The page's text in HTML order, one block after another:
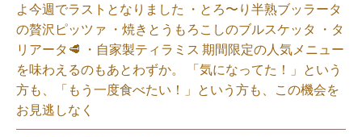
よ今週でラストとなりました ・とろ〜り半熟ブッラータ
の贅沢ピッツァ ・焼きとうもろこしのブルスケッタ ・タ
リアータ🥩 ・自家製ティラミス 期間限定の人気メニュー
を味わえるのもあとわずか。 「気になってた！」という
方も、「もう一度食べたい！」という方も、この機会を
お見逃しなく⁡